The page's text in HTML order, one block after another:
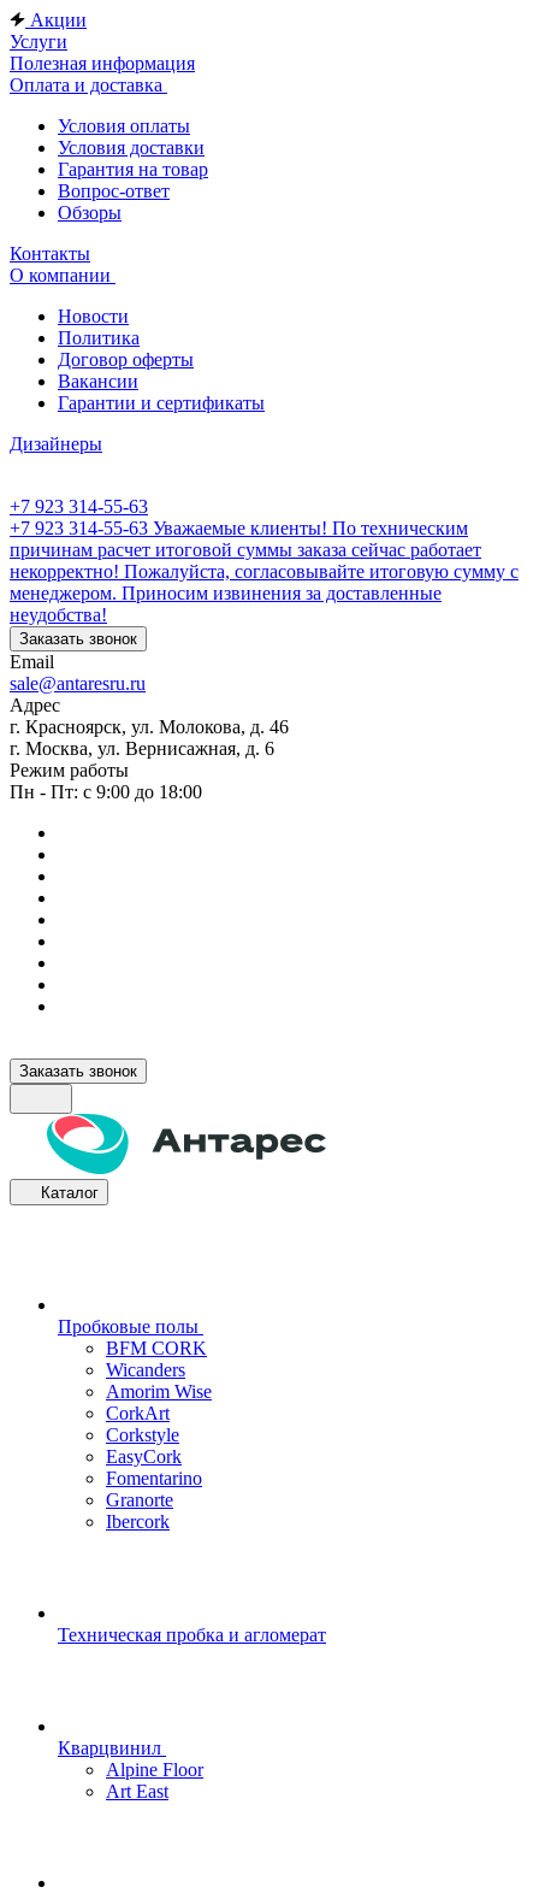
Акции
Услуги
Полезная информация
Оплата и доставка
Условия оплаты
Условия доставки
Гарантия на товар
Вопрос-ответ
Обзоры
Контакты
О компании
Новости
Политика
Договор оферты
Вакансии
Гарантии и сертификаты
Дизайнеры
+7 923 314-55-63
+7 923 314-55-63 Уважаемые клиенты! По техническим
причинам расчет итоговой суммы заказа сейчас работает
некорректно! Пожалуйста, согласовывайте итоговую сумму с
менеджером. Приносим извинения за доставленные
неудобства!
Заказать звонок
Email
sale@antaresru.ru
Адрес
г. Красноярск, ул. Молокова, д. 46
г. Москва, ул. Вернисажная, д. 6
Режим работы
Пн - Пт: с 9:00 до 18:00
Заказать звонок
Каталог
Пробковые полы
BFM CORK
Wicanders
Amorim Wise
CorkArt
Corkstyle
EasyCork
Fomentarino
Granorte
Ibercork
Техническая пробка и агломерат
Кварцвинил
Alpine Floor
Art East